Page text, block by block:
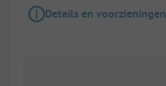
Details en voorzieningen